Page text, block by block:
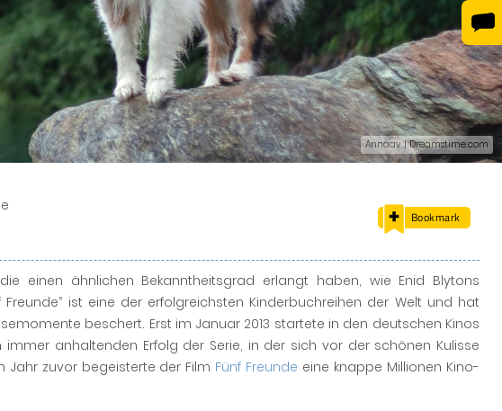
Annaav | Dreamstime.com
Bookmark
einen ähnlichen Bekanntheitsgrad erlangt haben, wie Enid Blytons
Freunde“ ist eine der erfolgreichsten Kinderbuchreihen der Welt und hat
beschert. Erst im Januar 2013 startete in den deutschen Kinos
immer anhaltenden Erfolg der Serie, in der sich vor der schönen Kulisse
Jahr zuvor begeisterte der Film Fünf Freunde eine knappe Millionen Kino-